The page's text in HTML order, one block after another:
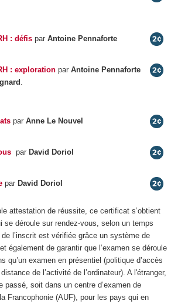
: défispar Antoine Pennaforte
: explorationpar Antoine Pennaforte
par Anne Le Nouvel
par David Doriol
par David Doriol
attestation de réussite, ce certificat s’obtient
se déroule sur rendez-vous, selon un temps
l’inscrit est vérifiée grâce un système de
également de garantir que l’examen se déroule
qu’un examen en présentiel (politique d’accès
de l’activité de l’ordinateur). A l'étranger,
passé, soit dans un centre d’examen de
Francophonie (AUF), pour les pays qui en